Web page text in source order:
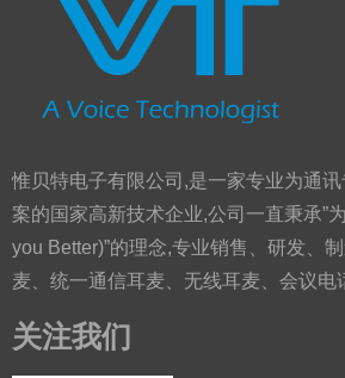
惟贝特电子有限公司,是一家专业为通
案的国家高新技术企业,公司一直秉承”
you Better)”的理念,专业销售、研发、
麦、统一通信耳麦、无线耳麦、会议电
关注我们